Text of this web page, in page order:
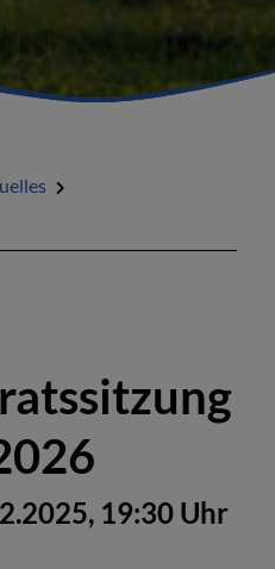
19:30 Uhr